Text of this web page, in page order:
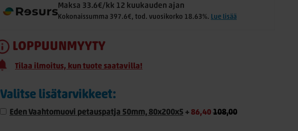
Maksa 33.6€/kk 12 kuukauden ajan
Kokonaissumma 397.6€, tod. vuosikorko 18.63%. Lue lisää
LOPPUUNMYYTY
Tilaa ilmoitus, kun tuote saatavilla!
Valitse lisätarvikkeet:
Eden Vaahtomuovi petauspatja 50mm, 80x200x5 + 86,40108,00